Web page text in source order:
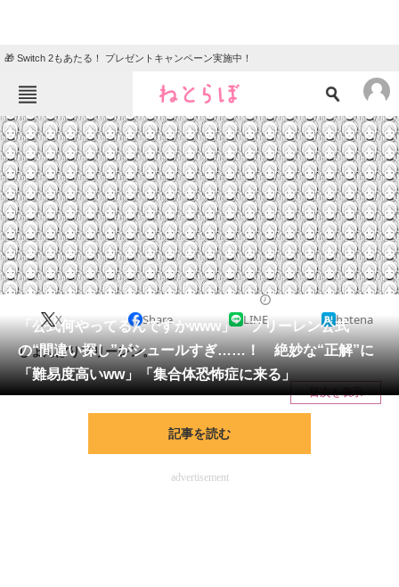
🎁 Switch 2もあたる！ プレゼントキャンペーン実施中！
ねとらぼメニュー
TOP ニュース
エンタメ クイズ
グルメ 地域
住まい 教育・育児
動物 リサーチ
会員記事
メディア
注目記事を集めた総合ページ
スマホと通信の最新トレンド
「公式何やってるんですかwww」 フリーレン公式
の“間違い探し”がシュールすぎ……！ 絶妙な“正解”に
「難易度高いww」「集合体恐怖症に来る」
X Share LINE hatena
しょんぼりフリーレン。
目次を表示
記事を読む
advertisement